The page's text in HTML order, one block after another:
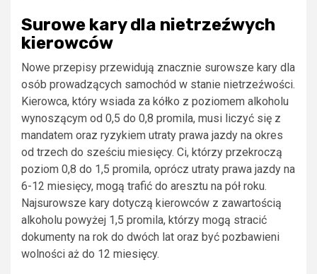
Surowe kary dla nietrzeźwych
kierowców
Nowe przepisy przewidują znacznie surowsze kary dla
osób prowadzących samochód w stanie nietrzeźwości.
Kierowca, który wsiada za kółko z poziomem alkoholu
wynoszącym od 0,5 do 0,8 promila, musi liczyć się z
mandatem oraz ryzykiem utraty prawa jazdy na okres
od trzech do sześciu miesięcy. Ci, którzy przekroczą
poziom 0,8 do 1,5 promila, oprócz utraty prawa jazdy na
6-12 miesięcy, mogą trafić do aresztu na pół roku.
Najsurowsze kary dotyczą kierowców z zawartością
alkoholu powyżej 1,5 promila, którzy mogą stracić
dokumenty na rok do dwóch lat oraz być pozbawieni
wolności aż do 12 miesięcy.